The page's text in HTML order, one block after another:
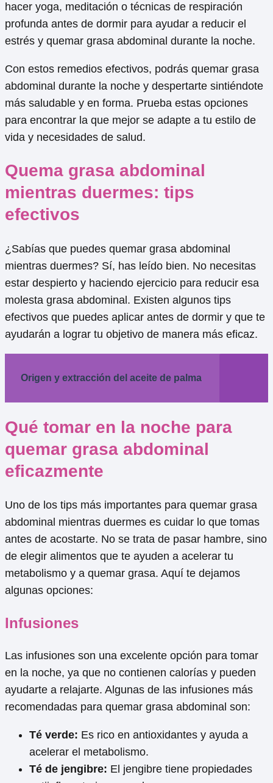
hacer yoga, meditación o técnicas de respiración
profunda antes de dormir para ayudar a reducir el
estrés y quemar grasa abdominal durante la noche.
Con estos remedios efectivos, podrás quemar grasa
abdominal durante la noche y despertarte sintiéndote
más saludable y en forma. Prueba estas opciones
para encontrar la que mejor se adapte a tu estilo de
vida y necesidades de salud.
Quema grasa abdominal
mientras duermes: tips
efectivos
¿Sabías que puedes quemar grasa abdominal
mientras duermes? Sí, has leído bien. No necesitas
estar despierto y haciendo ejercicio para reducir esa
molesta grasa abdominal. Existen algunos tips
efectivos que puedes aplicar antes de dormir y que te
ayudarán a lograr tu objetivo de manera más eficaz.
Origen y extracción del aceite de palma
Qué tomar en la noche para
quemar grasa abdominal
eficazmente
Uno de los tips más importantes para quemar grasa
abdominal mientras duermes es cuidar lo que tomas
antes de acostarte. No se trata de pasar hambre, sino
de elegir alimentos que te ayuden a acelerar tu
metabolismo y a quemar grasa. Aquí te dejamos
algunas opciones:
Infusiones
Las infusiones son una excelente opción para tomar
en la noche, ya que no contienen calorías y pueden
ayudarte a relajarte. Algunas de las infusiones más
recomendadas para quemar grasa abdominal son:
Té verde: Es rico en antioxidantes y ayuda a
acelerar el metabolismo.
Té de jengibre: El jengibre tiene propiedades